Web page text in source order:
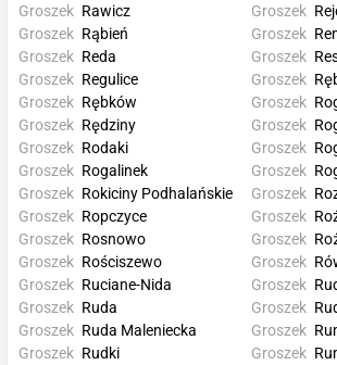
Groszek Rawicz
Groszek Rąbień
Groszek Reda
Groszek Regulice
Groszek
Groszek
Groszek
Groszek
Groszek Rębków
Groszek Rędziny
Groszek Rodaki
Groszek Rogalinek
Groszek
Groszek
Groszek
Groszek
Groszek Rokiciny Podhalańskie
Groszek Ropczyce
Groszek Rosnowo
Groszek Rościszewo
Groszek
Groszek
Groszek
Groszek
Groszek Ruciane-Nida
Groszek Ruda
Groszek Ruda Maleniecka
Groszek Rudki
Groszek
Groszek
Groszek
Groszek